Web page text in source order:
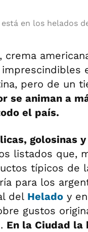
en los helados
crema
pero de un
se animan a
el país.
golosinas
listados que,
típicos de
para los
del Helado y
gustos
En la Ciudad la